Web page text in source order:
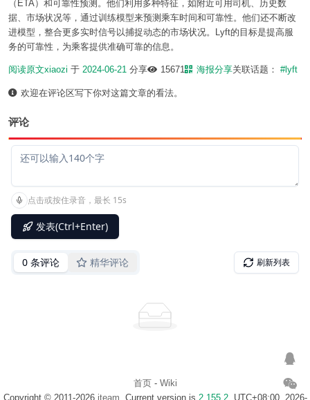
（ETA）和可靠性预测。他们利用多种特征，如附近可用司机、历史数
据、市场状况等，通过训练模型来预测乘车时间和可靠性。他们还不断改
进模型，整合更多实时信号以捕捉动态的市场状况。Lyft的目标是提高服
务的可靠性，为乘客提供准确可靠的信息。
阅读原文xiaozi 于 2024-06-21 分享 15671 海报分享关联话题： #lyft
欢迎在评论区写下你对这篇文章的看法。
评论
首页- Wiki
Copyright © 2011-2026 iteam . Current version is 2.155.2. UTC+08:00, 2026-